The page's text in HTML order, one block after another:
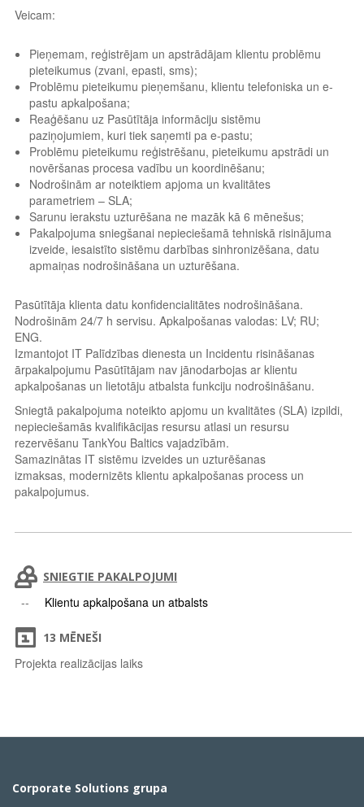
Veicam:
Pieņemam, reģistrējam un apstrādājam klientu problēmu
pieteikumus (zvani, epasti, sms);
Problēmu pieteikumu pieņemšanu, klientu telefoniska un e-
pastu apkalpošana;
Reaģēšanu uz Pasūtītāja informāciju sistēmu
paziņojumiem, kuri tiek saņemti pa e-pastu;
Problēmu pieteikumu reģistrēšanu, pieteikumu apstrādi un
novēršanas procesa vadību un koordinēšanu;
Nodrošinām ar noteiktiem apjoma un kvalitātes
parametriem – SLA;
Sarunu ierakstu uzturēšana ne mazāk kā 6 mēnešus;
Pakalpojuma sniegšanai nepieciešamā tehniskā risinājuma
izveide, iesaistīto sistēmu darbības sinhronizēšana, datu
apmaiņas nodrošināšana un uzturēšana.
Pasūtītāja klienta datu konfidencialitātes nodrošināšana.
Nodrošinām 24/7 h servisu. Apkalpošanas valodas: LV; RU;
ENG.
Izmantojot IT Palīdzības dienesta un Incidentu risināšanas
ārpakalpojumu Pasūtītājam nav jānodarbojas ar klientu
apkalpošanas un lietotāju atbalsta funkciju nodrošināšanu.
Sniegtā pakalpojuma noteikto apjomu un kvalitātes (SLA) izpildi,
nepieciešamās kvalifikācijas resursu atlasi un resursu
rezervēšanu TankYou Baltics vajadzībām.
Samazinātas IT sistēmu izveides un uzturēšanas
izmaksas, modernizēts klientu apkalpošanas process un
pakalpojumus.
SNIEGTIE PAKALPOJUMI
Klientu apkalpošana un atbalsts
13 MĒNEŠI
Projekta realizācijas laiks
Corporate Solutions grupa